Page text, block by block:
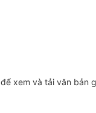
để xem và tải văn bản